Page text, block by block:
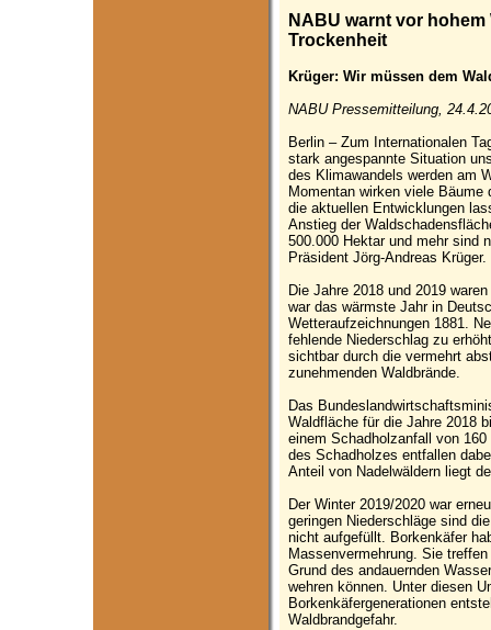
NABU warnt vor
Trockenheit
Krüger: Wir müssen dem
NABU Pressemitteilung,
Berlin – Zum Internationalen
stark angespannte Situation
des Klimawandels werden am
Momentan wirken viele
die aktuellen Entwicklungen
Anstieg der
500.000 Hektar und mehr sind
Präsident Jörg-Andreas Krüger.
Die Jahre 2018 und 2019
war das wärmste Jahr in
Wetteraufzeichnungen 1881.
fehlende Niederschlag zu
sichtbar durch die vermehrt
zunehmenden Waldbrände.
Das
Waldfläche für die Jahre 2018
einem Schadholzanfall von
des Schadholzes entfallen
Anteil von Nadelwäldern liegt
Der Winter 2019/2020 war
geringen Niederschläge sind
nicht aufgefüllt. Borkenkäfer
Massenvermehrung. Sie
Grund des andauernden
wehren können. Unter diesen
Borkenkäfergenerationen
Waldbrandgefahr.